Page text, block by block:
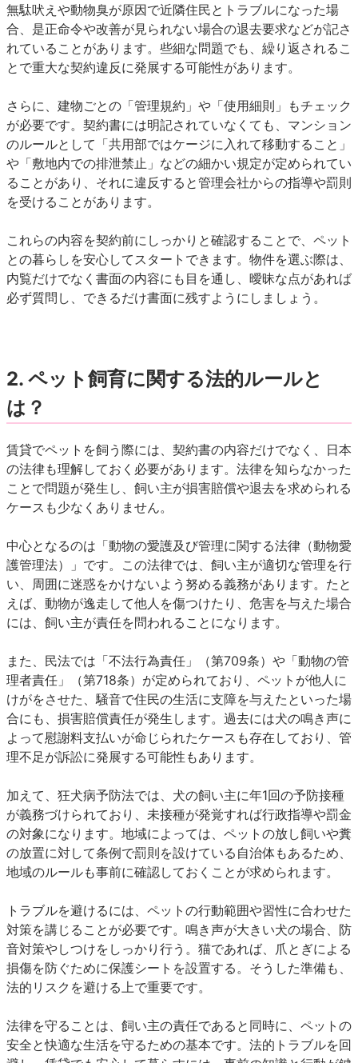
無駄吠えや動物臭が原因で近隣住民とトラブルになった場
合、是正命令や改善が見られない場合の退去要求などが記さ
れていることがあります。些細な問題でも、繰り返されるこ
とで重大な契約違反に発展する可能性があります。
さらに、建物ごとの「管理規約」や「使用細則」もチェック
が必要です。契約書には明記されていなくても、マンション
のルールとして「共用部ではケージに入れて移動すること」
や「敷地内での排泄禁止」などの細かい規定が定められてい
ることがあり、それに違反すると管理会社からの指導や罰則
を受けることがあります。
これらの内容を契約前にしっかりと確認することで、ペット
との暮らしを安心してスタートできます。物件を選ぶ際は、
内覧だけでなく書面の内容にも目を通し、曖昧な点があれば
必ず質問し、できるだけ書面に残すようにしましょう。
2. ペット飼育に関する法的ルールと
は？
賃貸でペットを飼う際には、契約書の内容だけでなく、日本
の法律も理解しておく必要があります。法律を知らなかった
ことで問題が発生し、飼い主が損害賠償や退去を求められる
ケースも少なくありません。
中心となるのは「動物の愛護及び管理に関する法律（動物愛
護管理法）」です。この法律では、飼い主が適切な管理を行
い、周囲に迷惑をかけないよう努める義務があります。たと
えば、動物が逸走して他人を傷つけたり、危害を与えた場合
には、飼い主が責任を問われることになります。
また、民法では「不法行為責任」（第709条）や「動物の管
理者責任」（第718条）が定められており、ペットが他人に
けがをさせた、騒音で住民の生活に支障を与えたといった場
合にも、損害賠償責任が発生します。過去には犬の鳴き声に
よって慰謝料支払いが命じられたケースも存在しており、管
理不足が訴訟に発展する可能性もあります。
加えて、狂犬病予防法では、犬の飼い主に年1回の予防接種
が義務づけられており、未接種が発覚すれば行政指導や罰金
の対象になります。地域によっては、ペットの放し飼いや糞
の放置に対して条例で罰則を設けている自治体もあるため、
地域のルールも事前に確認しておくことが求められます。
トラブルを避けるには、ペットの行動範囲や習性に合わせた
対策を講じることが必要です。鳴き声が大きい犬の場合、防
音対策やしつけをしっかり行う。猫であれば、爪とぎによる
損傷を防ぐために保護シートを設置する。そうした準備も、
法的リスクを避ける上で重要です。
法律を守ることは、飼い主の責任であると同時に、ペットの
安全と快適な生活を守るための基本です。法的トラブルを回